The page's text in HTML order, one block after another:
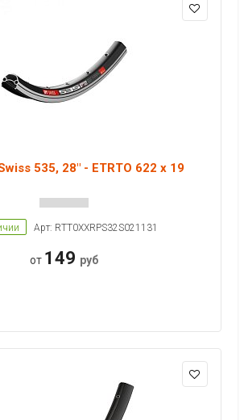
535, 28" - ETRTO 622 x 19
Арт: RTT0XXRPS32S021131
от 149 руб